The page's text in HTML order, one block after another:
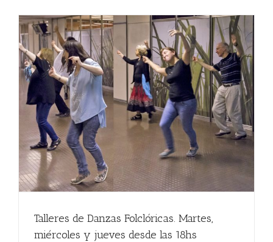
Talleres de Danzas Folclóricas. Martes,
miércoles y jueves desde las 18hs